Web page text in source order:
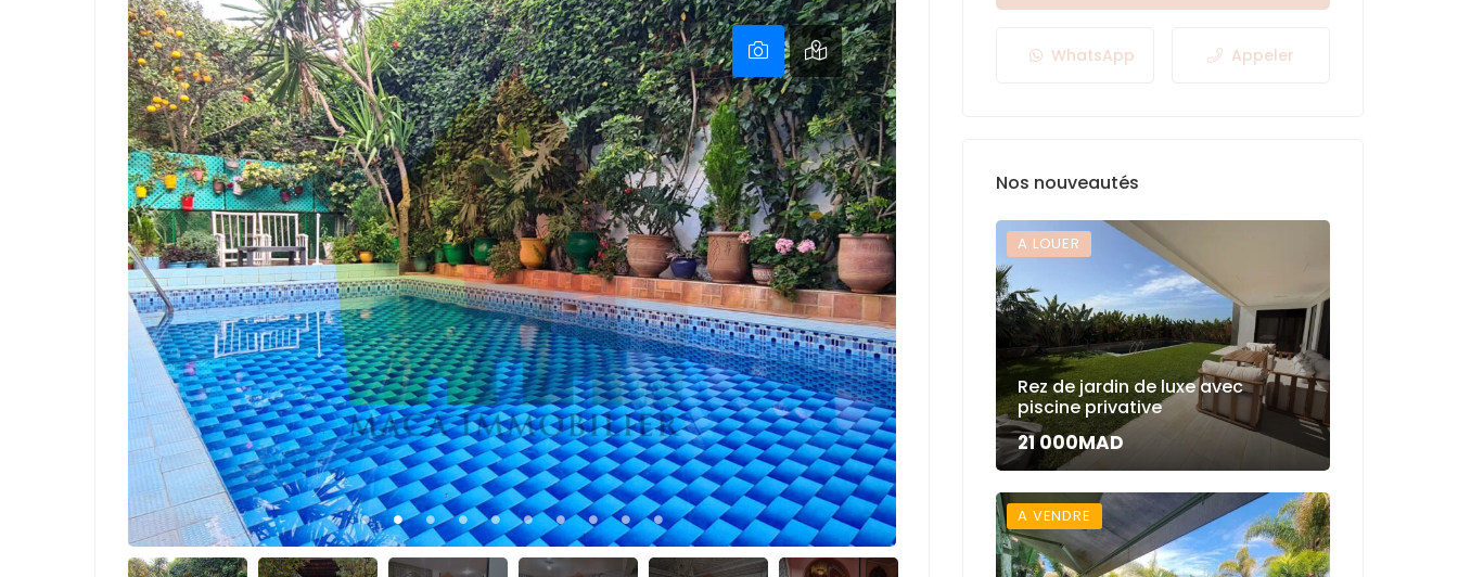
WhatsApp Appeler
Nos nouveautés
A LOUER
Rez de jardin de luxe avec
piscine privative
21 000MAD
A VENDRE